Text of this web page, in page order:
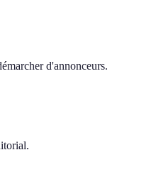
d'annonceurs.